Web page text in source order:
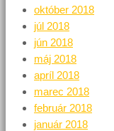
október 2018
júl 2018
jún 2018
máj 2018
apríl 2018
marec 2018
február 2018
január 2018